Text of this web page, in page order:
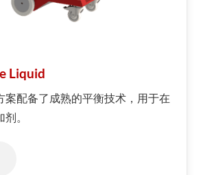
Liquid
案配备了成熟的平衡技术，用于在
。